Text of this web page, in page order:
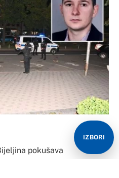
pokušava
IZBORI